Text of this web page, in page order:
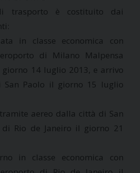
trasporto è costituito dai
in classe economica con
di Milano Malpensa
giorno 14 luglio 2013, e arrivo
San Paolo il giorno 15 luglio
aereo dalla città di San
Rio de Janeiro il giorno 21
in classe economica con